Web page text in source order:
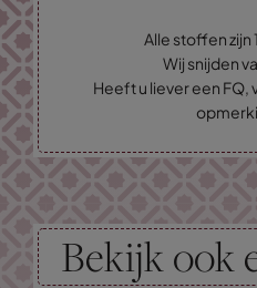
Alle stoffen zijn
Wij snijden
Heeft u liever een FQ,
Bekijk ook